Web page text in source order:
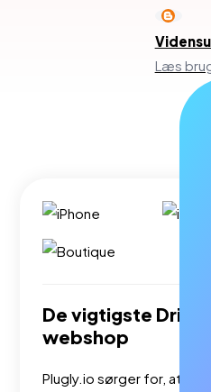
Læs
De vigtigste Drip-
webshop
Plugly.io sørger for, at